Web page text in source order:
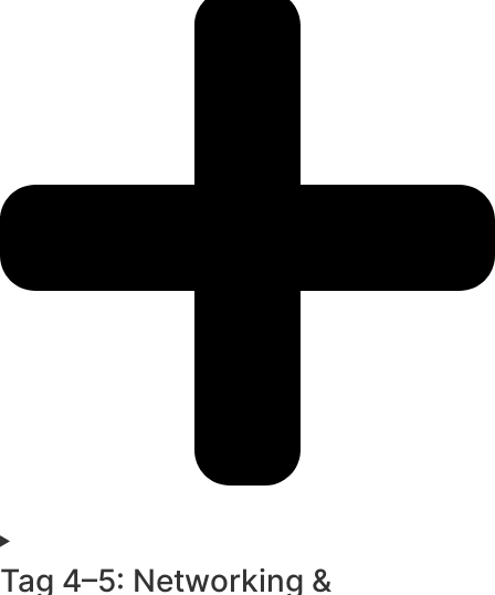
Tag 4–5: Networking &